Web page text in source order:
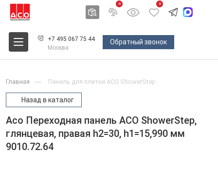
0 0
+7 495 067 75 44
Москва
Обратный звонок
Главная Панель для плитки ACO ShowerStep
Назад в каталог
Aco Переходная панель ACO ShowerStep,
глянцевая, правая h2=30, h1=15,990 мм
9010.72.64